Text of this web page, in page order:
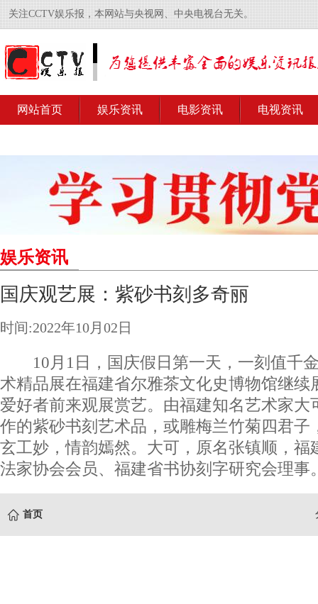
关注CCTV娱乐报，本网站与央视网、中央电视台无关。
网站首页 娱乐资讯 电影资讯 电视资讯
娱乐资讯
国庆观艺展：紫砂书刻多奇丽
时间:2022年10月02日
10月1日，国庆假日第一天，一刻值千
术精品展在福建省尔雅茶文化史博物馆继续
爱好者前来观展赏艺。由福建知名艺术家大
作的紫砂书刻艺术品，或雕梅兰竹菊四君子
玄工妙，情韵嫣然。大可，原名张镇顺，福
法家协会会员、福建省书协刻字研究会理事
首页